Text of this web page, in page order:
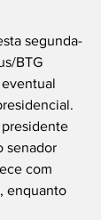
segunda-
BTG
senador
com
enquanto